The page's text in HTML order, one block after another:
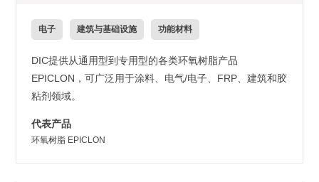
电子 建筑与基础设施 功能材料
DIC提供从通用型到专用型的各类环氧树脂产品
EPICLON，可广泛用于涂料、电气/电子、FRP、建筑和胶
粘剂领域。
代表产品
环氧树脂 EPICLON